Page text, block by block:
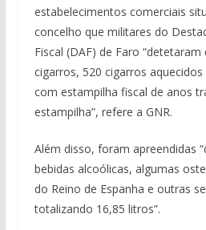
estabelecimentos comerciais
concelho que militares do
Fiscal (DAF) de Faro
cigarros, 520 cigarros
com estampilha fiscal de anos
estampilha”, refere a GNR.
Além disso, foram apreendidas
bebidas alcoólicas, algumas
do Reino de Espanha e outras
totalizando 16,85 litros”.